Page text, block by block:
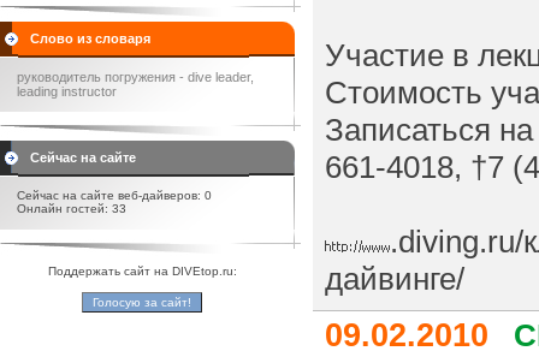
Слово из словаря
руководитель погружения - dive leader,
leading instructor
Сейчас на сайте
Сейчас на сайте веб-дайверов: 0
Онлайн гостей: 33
Поддержать сайт на DIVEtop.ru:
Участие в
Стоимость
Записаться
661-4018, †7
.diving.ru/
дайвинге/
09.02.2010